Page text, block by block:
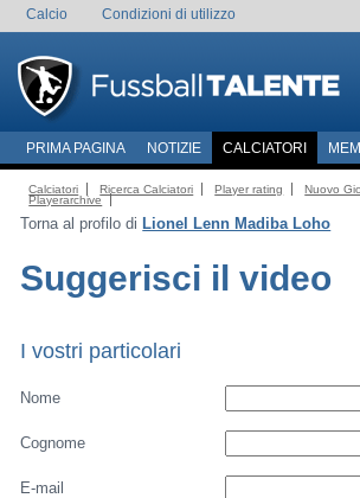
Calcio Condizioni di utilizzo
PRIMA PAGINA NOTIZIE CALCIATORI
Calciatori Ricerca Calciatori Player rating Nuovo
Playerarchive
Torna al profilo di Lionel Lenn Madiba Loho
Suggerisci il video
I vostri particolari
Nome
Cognome
E-mail